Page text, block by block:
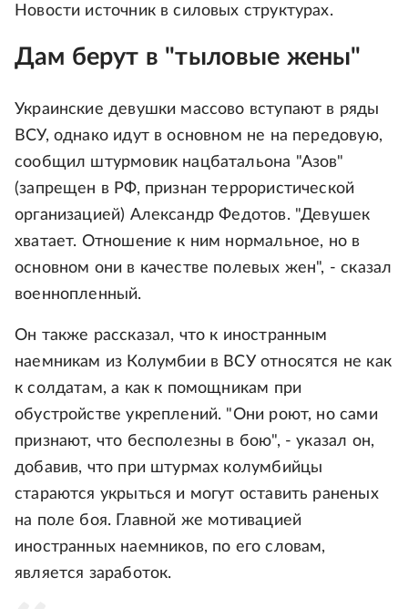
Новости источник в силовых структурах.
Дам берут в "тыловые жены"
Украинские девушки массово вступают в ряды
ВСУ, однако идут в основном не на передовую,
сообщил штурмовик нацбатальона "Азов"
(запрещен в РФ, признан террористической
организацией) Александр Федотов. "Девушек
хватает. Отношение к ним нормальное, но в
основном они в качестве полевых жен", - сказал
военнопленный.
Он также рассказал, что к иностранным
наемникам из Колумбии в ВСУ относятся не как
к солдатам, а как к помощникам при
обустройстве укреплений. "Они роют, но сами
признают, что бесполезны в бою", - указал он,
добавив, что при штурмах колумбийцы
стараются укрыться и могут оставить раненых
на поле боя. Главной же мотивацией
иностранных наемников, по его словам,
является заработок.